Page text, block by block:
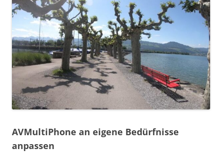
AVMultiPhone an eigene Bedürfnisse
anpassen